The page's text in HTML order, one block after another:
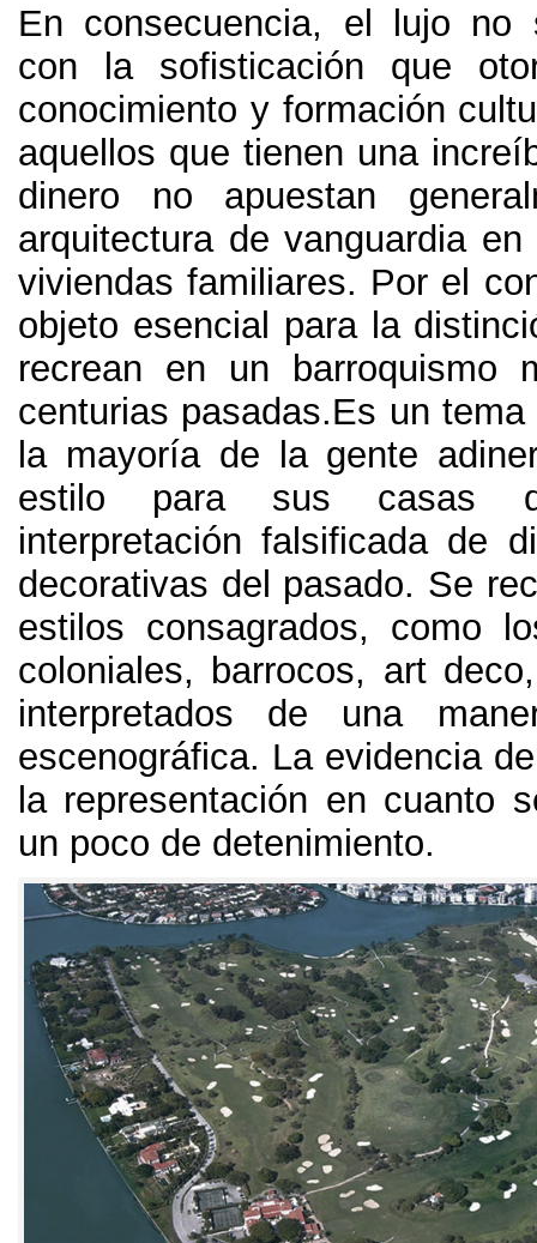
En consecuencia, el lujo no
con la sofisticación que
conocimiento y formación
aquellos que tienen una
dinero no apuestan
arquitectura de vanguardia
viviendas familiares. Por el
objeto esencial para la
recrean en un barroquismo
centurias pasadas.Es un
la mayoría de la gente
estilo para sus casas
interpretación falsificada de
decorativas del pasado. Se
estilos consagrados, como
coloniales, barrocos, art deco
interpretados de una
escenográfica. La evidencia
la representación en cuanto
un poco de detenimiento.